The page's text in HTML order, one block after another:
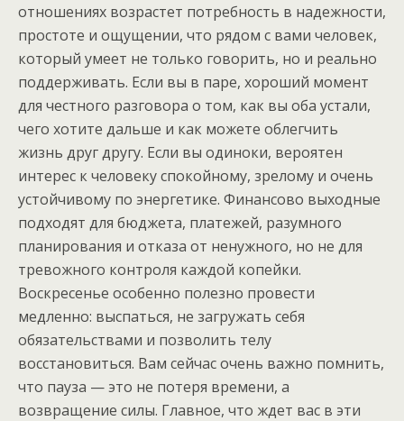
отношениях возрастет потребность в надежности,
простоте и ощущении, что рядом с вами человек,
который умеет не только говорить, но и реально
поддерживать. Если вы в паре, хороший момент
для честного разговора о том, как вы оба устали,
чего хотите дальше и как можете облегчить
жизнь друг другу. Если вы одиноки, вероятен
интерес к человеку спокойному, зрелому и очень
устойчивому по энергетике. Финансово выходные
подходят для бюджета, платежей, разумного
планирования и отказа от ненужного, но не для
тревожного контроля каждой копейки.
Воскресенье особенно полезно провести
медленно: выспаться, не загружать себя
обязательствами и позволить телу
восстановиться. Вам сейчас очень важно помнить,
что пауза — это не потеря времени, а
возвращение силы. Главное, что ждет вас в эти